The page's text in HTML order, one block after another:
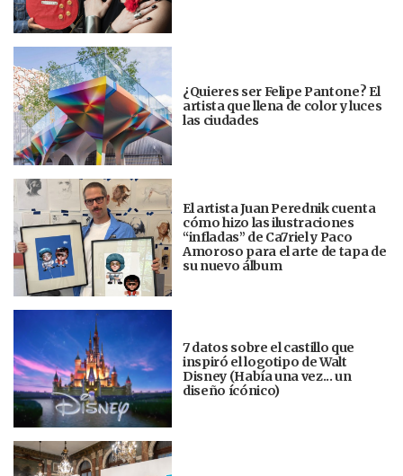
¿Quieres ser Felipe Pantone? El
artista que llena de color y luces
las ciudades
El artista Juan Perednik cuenta
cómo hizo las ilustraciones
“infladas” de Ca7riel y Paco
Amoroso para el arte de tapa de
su nuevo álbum
7 datos sobre el castillo que
inspiró el logotipo de Walt
Disney (Había una vez... un
diseño ícónico)